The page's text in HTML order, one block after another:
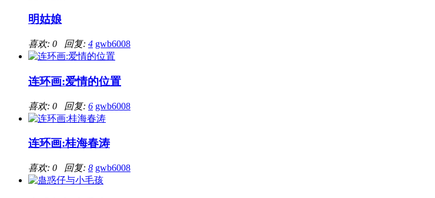
明姑娘
喜欢: 0 回复: 4 gwb6008
连环画:爱情的位置
喜欢: 0 回复: 6 gwb6008
连环画:桂海春涛
喜欢: 0 回复: 8 gwb6008